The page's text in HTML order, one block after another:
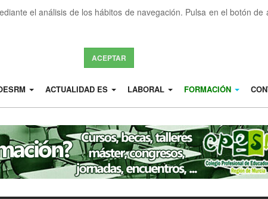
el análisis de los hábitos de navegación. Pulsa en el botón
ACEPTAR
ACTUALIDAD ES LABORAL FORMACIÓN